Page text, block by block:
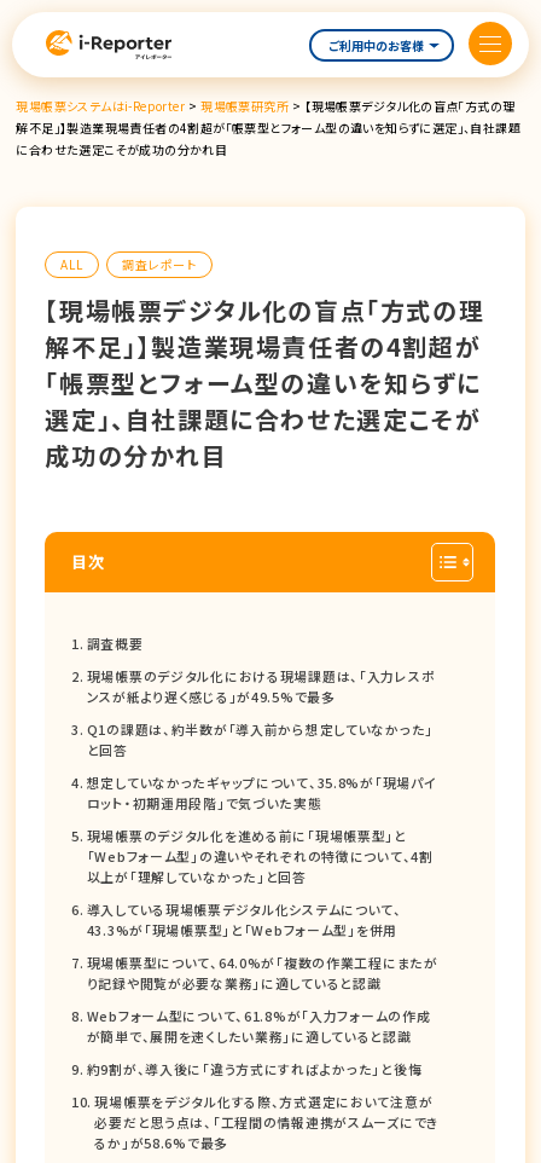
容
ご利用中のお客様
現場帳票システムはi-Reporter >現場帳票研究所 > 【現場帳票デジタル化の盲点「方式の理
解不足」】製造業現場責任者の4割超が「帳票型とフォーム型の違いを知らずに選定」、自社課題
に合わせた選定こそが成功の分かれ目
ALL 調査レポート
【現場帳票デジタル化の盲点「方式の理
解不足」】製造業現場責任者の4割超が
「帳票型とフォーム型の違いを知らずに
選定」、自社課題に合わせた選定こそが
成功の分かれ目
目次
調査概要
現場帳票のデジタル化における現場課題は、「入力レスポ
ンスが紙より遅く感じる」が49.5%で最多
Q1の課題は、約半数が「導入前から想定していなかった」
と回答
想定していなかったギャップについて、35.8%が「現場パイ
ロット・初期運用段階」で気づいた実態
現場帳票のデジタル化を進める前に「現場帳票型」と
「Webフォーム型」の違いやそれぞれの特徴について、4割
以上が「理解していなかった」と回答
導入している現場帳票デジタル化システムについて、
43.3%が「現場帳票型」と「Webフォーム型」を併用
現場帳票型について、64.0%が「複数の作業工程にまたが
り記録や閲覧が必要な業務」に適していると認識
Webフォーム型について、61.8%が「入力フォームの作成
が簡単で、展開を速くしたい業務」に適していると認識
約9割が、導入後に「違う方式にすればよかった」と後悔
現場帳票をデジタル化する際、方式選定において注意が
必要だと思う点は、「工程間の情報連携がスムーズにでき
るか」が58.6%で最多